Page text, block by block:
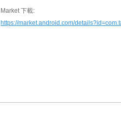
Market 下載:
https://market.android.com/